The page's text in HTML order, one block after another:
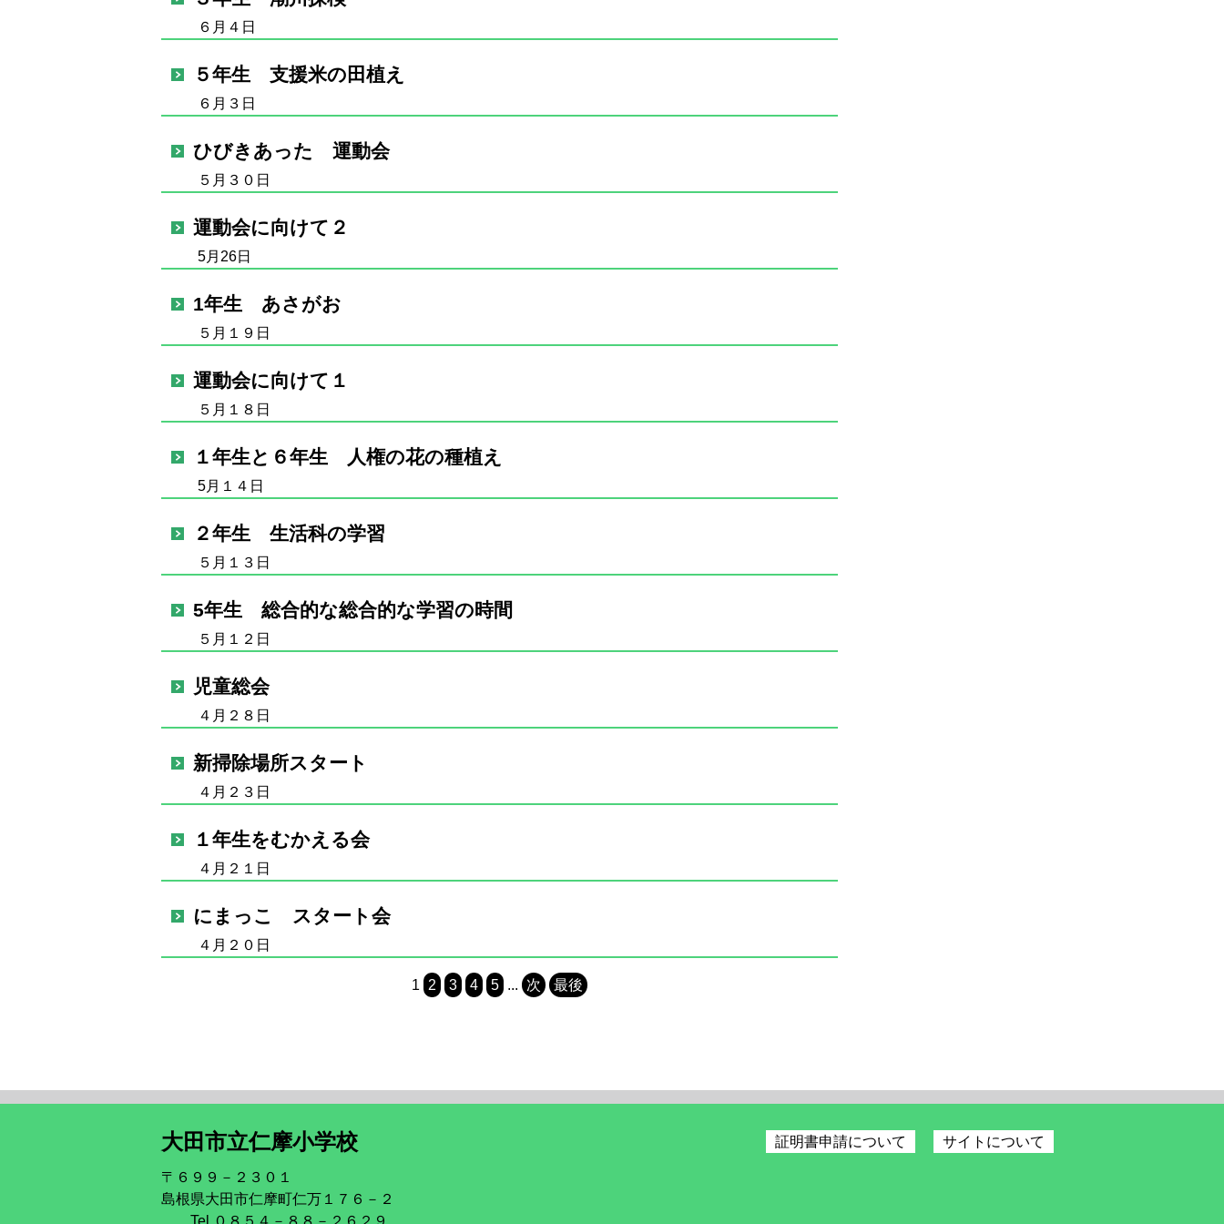
６月４日
５年生 支援米の田植え
６月３日
ひびきあった 運動会
５月３０日
運動会に向けて２
5月26日
1年生 あさがお
５月１９日
運動会に向けて１
５月１８日
１年生と６年生 人権の花の種植え
5月１４日
２年生 生活科の学習
５月１３日
5年生 総合的な総合的な学習の時間
５月１２日
児童総会
４月２８日
新掃除場所スタート
４月２３日
１年生をむかえる会
４月２１日
にまっこ スタート会
４月２０日
1 2 3 4 5 ... 次 最後
大田市立仁摩小学校
〒６９９－２３０１
島根県大田市仁摩町仁万１７６－２
Tel ０８５４－８８－２６２９
証明書申請について サイトについて